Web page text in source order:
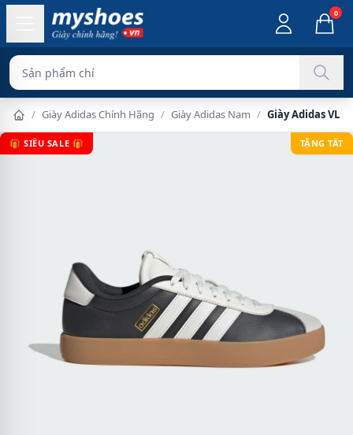
0
Sản phẩm chính hãng 100%
/ Giày Adidas Chính Hãng / Giày Adidas Nam / Giày Adidas VL
🎁 SIÊU SALE 🎁 TẶNG TẤT